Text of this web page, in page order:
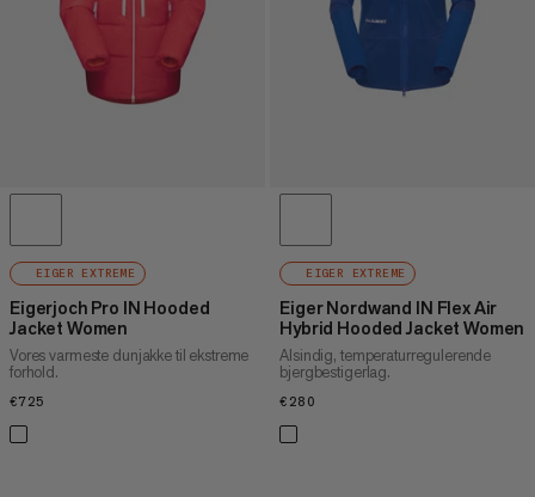
EIGER EXTREME
Eigerjoch Pro IN Hooded
Jacket Women
Vores varmeste dunjakke til ekstreme
forhold.
€725
EIGER EXTREME
Eiger Nordwand IN Flex Air
Hybrid Hooded Jacket Women
Alsindig, temperaturregulerende
bjergbestigerlag.
€280